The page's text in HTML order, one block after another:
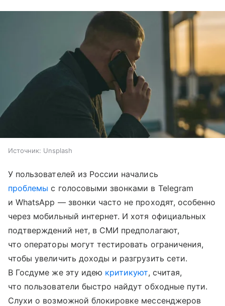
Источник: Unsplash
У пользователей из России начались
проблемы с голосовыми звонками в Telegram
и WhatsApp — звонки часто не проходят, особенно
через мобильный интернет. И хотя официальных
подтверждений нет, в СМИ предполагают,
что операторы могут тестировать ограничения,
чтобы увеличить доходы и разгрузить сети.
В Госдуме же эту идею критикуют, считая,
что пользователи быстро найдут обходные пути.
Слухи о возможной блокировке мессенджеров